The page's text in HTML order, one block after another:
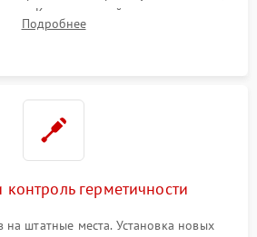
Компонентный ремонт платы
поврежденной проводки.
Подробнее
герметичности
на штатные места. Установка новых